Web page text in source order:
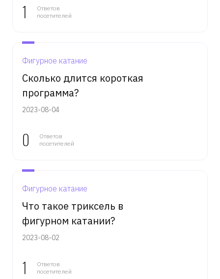
1
Ответов
посетителей
Фигурное катание
Сколько длится короткая
программа?
2023-08-04
0
Ответов
посетителей
Фигурное катание
Что такое триксель в
фигурном катании?
2023-08-02
1
Ответов
посетителей